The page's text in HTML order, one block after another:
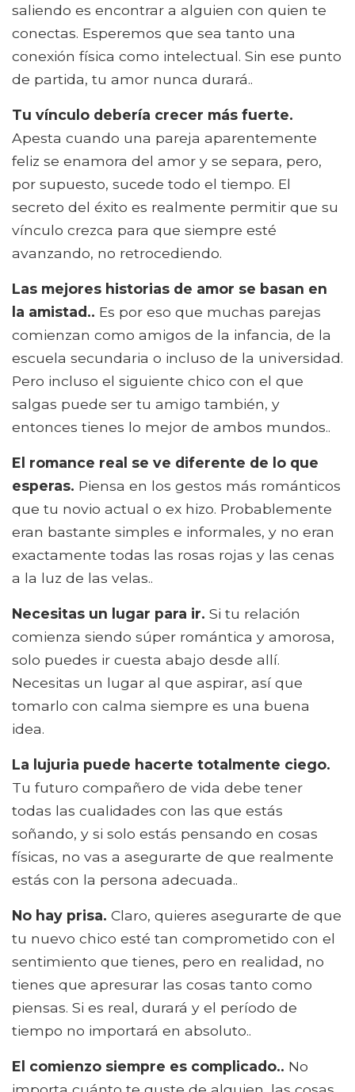
saliendo es encontrar a alguien con quien te
conectas. Esperemos que sea tanto una
conexión física como intelectual. Sin ese punto
de partida, tu amor nunca durará..
Tu vínculo debería crecer más fuerte.
Apesta cuando una pareja aparentemente
feliz se enamora del amor y se separa, pero,
por supuesto, sucede todo el tiempo. El
secreto del éxito es realmente permitir que su
vínculo crezca para que siempre esté
avanzando, no retrocediendo.
Las mejores historias de amor se basan en
la amistad.. Es por eso que muchas parejas
comienzan como amigos de la infancia, de la
escuela secundaria o incluso de la universidad.
Pero incluso el siguiente chico con el que
salgas puede ser tu amigo también, y
entonces tienes lo mejor de ambos mundos..
El romance real se ve diferente de lo que
esperas. Piensa en los gestos más románticos
que tu novio actual o ex hizo. Probablemente
eran bastante simples e informales, y no eran
exactamente todas las rosas rojas y las cenas
a la luz de las velas..
Necesitas un lugar para ir. Si tu relación
comienza siendo súper romántica y amorosa,
solo puedes ir cuesta abajo desde allí.
Necesitas un lugar al que aspirar, así que
tomarlo con calma siempre es una buena
idea.
La lujuria puede hacerte totalmente ciego.
Tu futuro compañero de vida debe tener
todas las cualidades con las que estás
soñando, y si solo estás pensando en cosas
físicas, no vas a asegurarte de que realmente
estás con la persona adecuada..
No hay prisa. Claro, quieres asegurarte de que
tu nuevo chico esté tan comprometido con el
sentimiento que tienes, pero en realidad, no
tienes que apresurar las cosas tanto como
piensas. Si es real, durará y el período de
tiempo no importará en absoluto..
El comienzo siempre es complicado.. No